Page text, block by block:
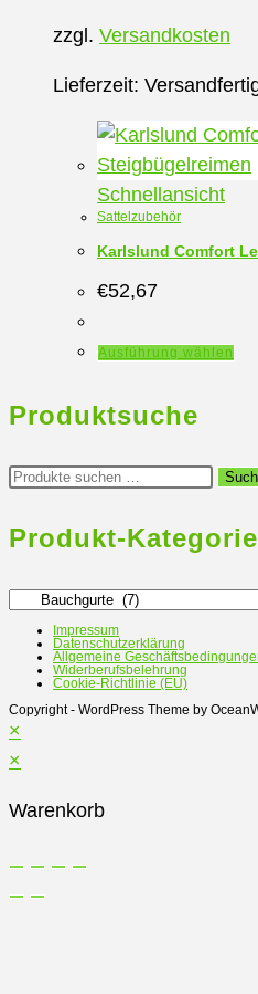
zzgl. Versandkosten
Lieferzeit:
Schnellansicht
Sattelzubehör
Karlslund Comfort
€52,67
Ausführung wählen
Produktsuche
Suchen
Produkt-
Impressum
Datenschutzerklärung
Allgemeine
Widerberufsbelehrung
Cookie-Richtlinie (EU)
Copyright - WordPress Theme by
×
×
Warenkorb